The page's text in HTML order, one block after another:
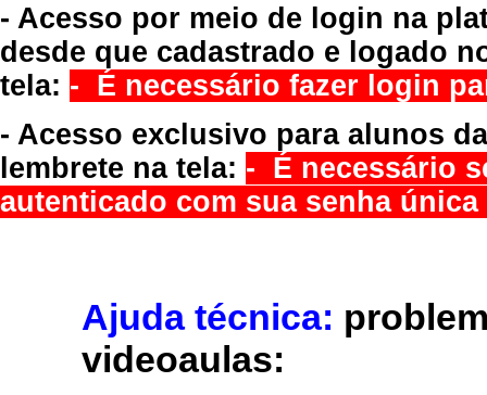
- Acesso por meio de login na
desde que cadastrado e logado
tela: - É necessário fazer login
- Acesso exclusivo para alunos
lembrete na tela: - É necessário
autenticado com sua senha
Ajuda técnica:
videoaulas: